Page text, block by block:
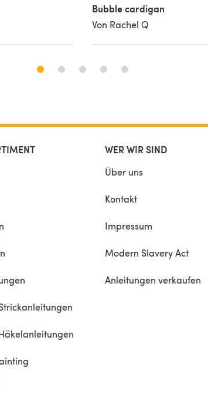
Bubble cardigan
Von Rachel Q
WER WIR SIND
Über uns
Kontakt
Impressum
Modern Slavery Act
Anleitungen verkaufen